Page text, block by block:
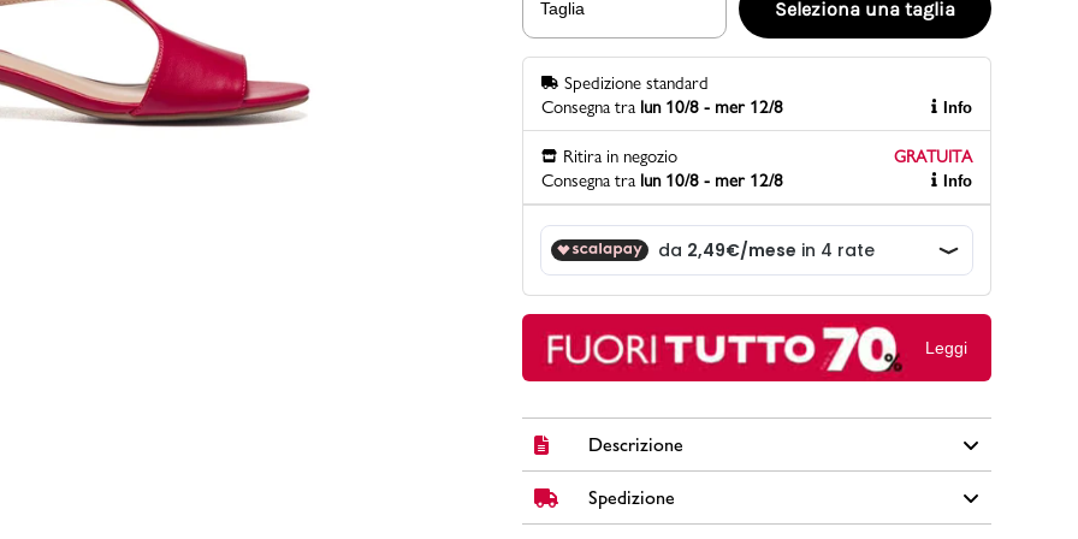
Scopri di più
PittaRosso PittaRosso
Gioco della scarpa al matrimonio e idee
divertenti con le calzature
Taglia Seleziona una taglia
Spedizione standard
Consegna tra lun 10/8 - mer 12/8 Info
Ritira in negozio
GRATUITA
Consegna tra lun 10/8 - mer 12/8 Info
Leggi
Descrizione
Sandali flat Lora Ferres in similpelle colore rosso con
suola in gomma, occhielli in metallo e cinturino con fibbia
Spedizione